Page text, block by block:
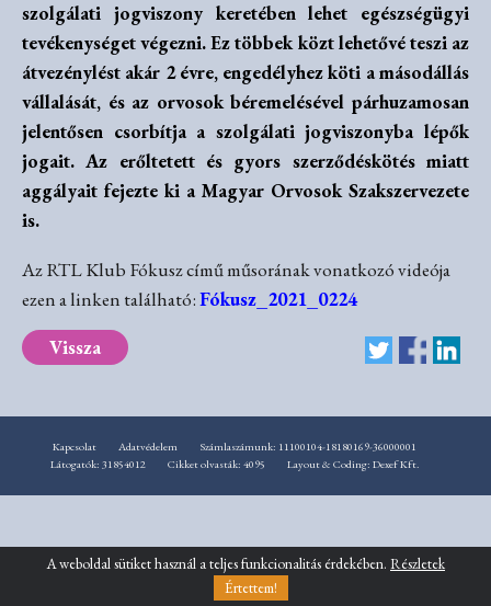
szolgálati jogviszony keretében lehet egészségügyi
tevékenységet végezni. Ez többek közt lehetővé teszi az
átvezénylést akár 2 évre, engedélyhez köti a másodállás
vállalását, és az orvosok béremelésével párhuzamosan
jelentősen csorbítja a szolgálati jogviszonyba lépők
jogait. Az erőltetett és gyors szerződéskötés miatt
aggályait fejezte ki a Magyar Orvosok Szakszervezete
is.
Az RTL Klub Fókusz című műsorának vonatkozó videója
ezen a linken található:Fókusz_2021_0224
Vissza
Kapcsolat Adatvédelem
Számlaszámunk: 11100104-18180169-36000001
Látogatók: 31854012
Cikket olvasták: 4095 Layout & Coding: Dexef Kft.
A weboldal sütiket használ a teljes funkcionalitás érdekében. Részletek